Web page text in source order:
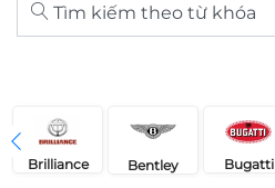
Tìm kiếm theo từ khóa
Brilliance Bentley Bugatti